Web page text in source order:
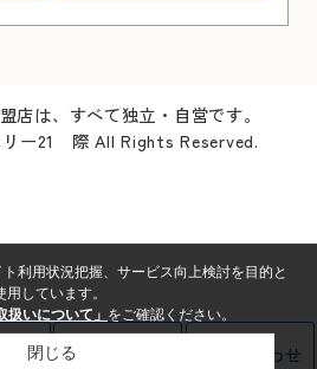
店は、すべて独立・自営です。
ー21 際 All Rights Reserved.
お問い合わせ
利用状況把握、サービス向上検討を目的と
しています。
扱いについて」 をご確認ください。
閉じる